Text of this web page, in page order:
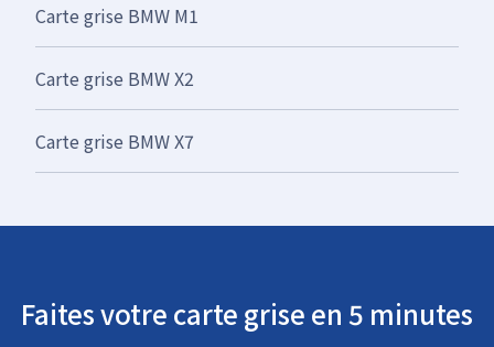
Carte grise BMW M1
Carte grise BMW X2
Carte grise BMW X7
Faites votre carte grise en 5 minutes